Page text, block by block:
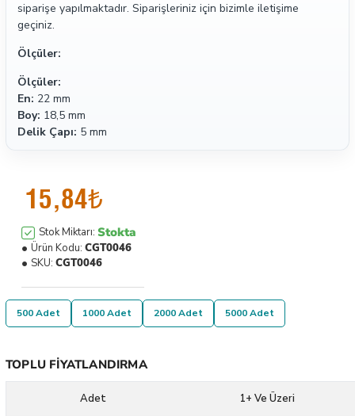
siparişe yapılmaktadır. Siparişleriniz için bizimle iletişime
geçiniz.
Ölçüler:
Ölçüler:
En: 22 mm
Boy: 18,5 mm
Delik Çapı: 5 mm
15,84₺
Stok Miktarı: Stokta
Ürün Kodu: CGT0046
SKU: CGT0046
500 Adet 1000 Adet 2000 Adet 5000 Adet
TOPLU FIYATLANDIRMA
Adet 1+ Ve Üzeri